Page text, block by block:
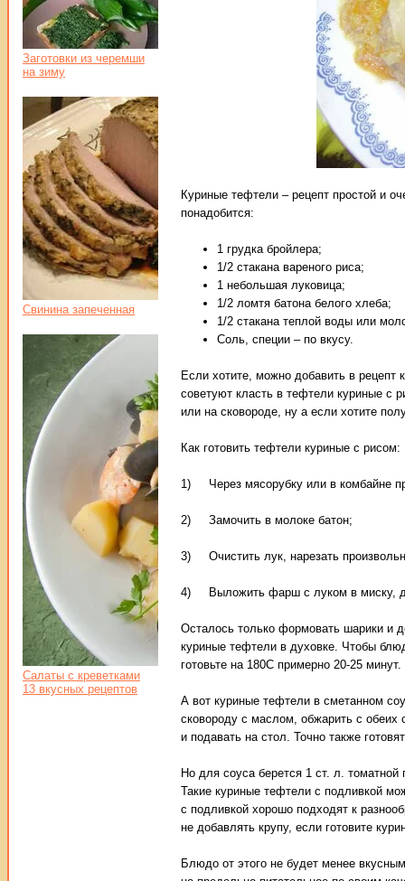
Куриные тефтели – рецепт простой и
понадобится:
1 грудка бройлера;
1/2 стакана вареного риса;
1 небольшая луковица;
1/2 ломтя батона белого хлеба;
1/2 стакана теплой воды или
Соль, специи – по вкусу.
Если хотите, можно добавить в рецепт
советуют класть в тефтели куриные с
или на сковороде, ну а если хотите
Как готовить тефтели куриные с рисом:
1) Через мясорубку или в комбайне
2) Замочить в молоке батон;
3) Очистить лук, нарезать
4) Выложить фарш с луком в миску,
Осталось только формовать шарики и
куриные тефтели в духовке. Чтобы
готовьте на 180С примерно 20-25 минут.
А вот куриные тефтели в сметанном
сковороду с маслом, обжарить с обеих
и подавать на стол. Точно также
Но для соуса берется 1 ст. л.
Такие куриные тефтели с подливкой
с подливкой хорошо подходят к
не добавлять крупу, если готовите
Блюдо от этого не будет менее
Заготовки из черемши
на зиму
Свинина запеченная
Салаты с креветками
13 вкусных рецептов